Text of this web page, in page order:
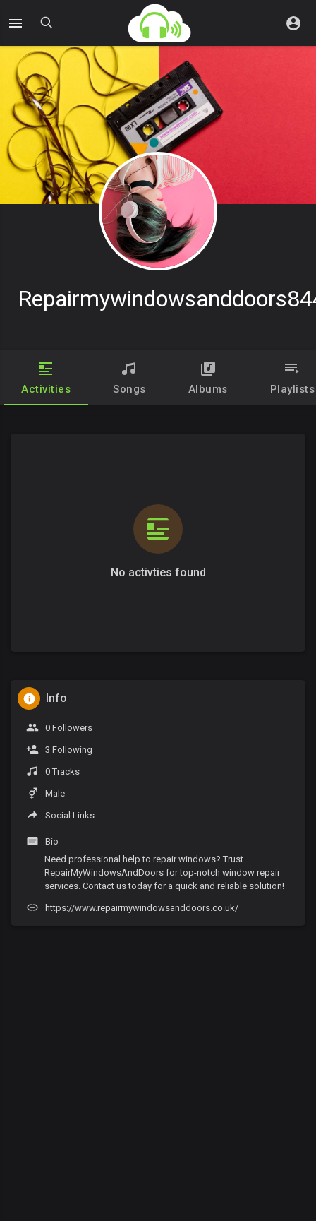
Activities Songs Albums Playlists
No activties found
Info
0 Followers
3 Following
0 Tracks
Male
Social Links
Bio
Need professional help to repair windows? Trust
RepairMyWindowsAndDoors for top-notch window repair
services. Contact us today for a quick and reliable solution!
https://www.repairmywindowsanddoors.co.uk/